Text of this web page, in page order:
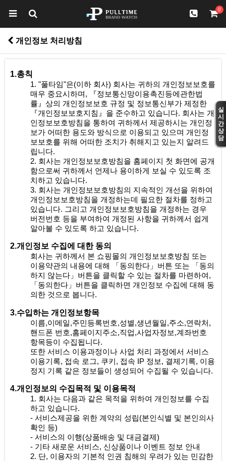
실
시
간
상
담
0
개인정보 처리방침
1.총칙
1. "풀타임"은(이하 회사) 회사는 귀하의 개인정보보호를
매우 중요시하며, 『정보통신망이용촉진등에관한법
률』상의 개인정보보호 규정 및 정보통신부가 제정한
『개인정보보호지침』을 준수하고 있습니다. 회사는 개
인정보보호방침을 통하여 귀하께서 제공하시는 개인정
보가 어떠한 용도와 방식으로 이용되고 있으며 개인정
보보호를 위해 어떠한 조치가 취해지고 있는지 알려드
립니다.
2. 회사는 개인정보보호방침을 홈페이지 첫 화면에 공개
함으로써 귀하께서 언제나 용이하게 보실 수 있도록 조
치하고 있습니다.
3. 회사는 개인정보보호방침의 지속적인 개선을 위하여
개인정보보호방침을 개정하는데 필요한 절차를 정하고
있습니다. 그리고 개인정보보호방침을 개정하는 경우
버전번호 등을 부여하여 개정된 사항을 귀하께서 쉽게
알아볼 수 있도록 하고 있습니다.
2.개인정보 수집에 대한 동의
회사는 귀하께서 본 쇼핑몰의 개인정보보호방침 또는
이용약관의 내용에 대해 「동의한다」버튼 또는 「동의
하지 않는다」버튼을 클릭할 수 있는 절차를 마련하여,
「동의한다」버튼을 클릭하면 개인정보 수집에 대해 동
의한 것으로 봅니다.
3.수입하는 개인정보항목
이름,이메일,주민등록번호,성별,생년월일,주소,연락처,
핸드폰 번호,홈페이지주소,직업,사업자정보,계좌번호
항목등이 수집됩니다.
또한 서비스 이용과정이나 사업 처리 과정에서 서비스
이용기록, 접속 로그, 쿠키, 접속 IP 정보, 결제기록, 이용
정지 기록 같은 정보들이 생성되어 수집될 수 있습니다.
4.개인정보의 수집목적 및 이용목적
1. 회사는 다음과 같은 목적을 위하여 개인정보를 수집
하고 있습니다.
- 서비스제공을 위한 계약의 성립(본인식별 및 본인의사
확인 등)
- 서비스의 이행(상품배송 및 대금결제)
- 기타 새로운 서비스, 신상품이나 이벤트 정보 안내
2. 단, 이용자의 기본적 인권 침해의 우려가 있는 민감한